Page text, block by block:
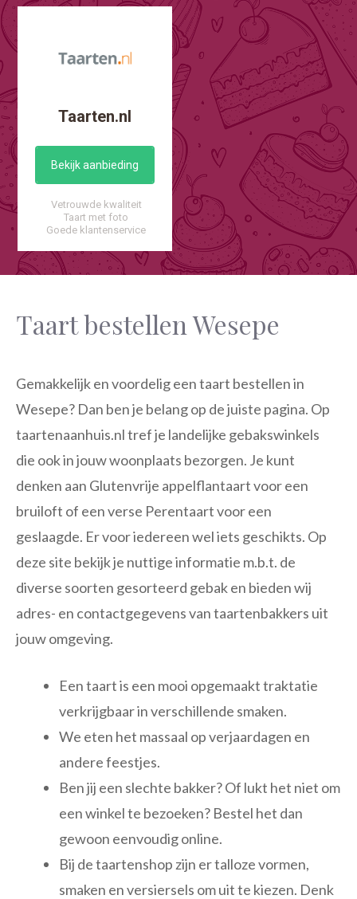
Taarten.nl
Bekijk aanbieding
Vetrouwde kwaliteit
Taart met foto
Goede klantenservice
Taart bestellen Wesepe
Gemakkelijk en voordelig een taart bestellen in
Wesepe? Dan ben je belang op de juiste pagina. Op
taartenaanhuis.nl tref je landelijke gebakswinkels
die ook in jouw woonplaats bezorgen. Je kunt
denken aan Glutenvrije appelflantaart voor een
bruiloft of een verse Perentaart voor een
geslaagde. Er voor iedereen wel iets geschikts. Op
deze site bekijk je nuttige informatie m.b.t. de
diverse soorten gesorteerd gebak en bieden wij
adres- en contactgegevens van taartenbakkers uit
jouw omgeving.
Een taart is een mooi opgemaakt traktatie
verkrijgbaar in verschillende smaken.
We eten het massaal op verjaardagen en
andere feestjes.
Ben jij een slechte bakker? Of lukt het niet om
een winkel te bezoeken? Bestel het dan
gewoon eenvoudig online.
Bij de taartenshop zijn er talloze vormen,
smaken en versiersels om uit te kiezen. Denk